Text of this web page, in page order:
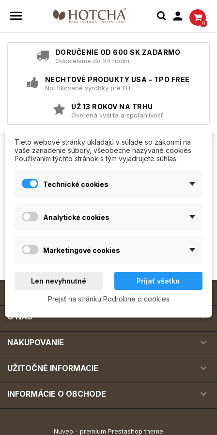

0
DORUČENIE OD 600 SK ZADARMO
Odosielame do 24 hodín
NECHTOVÉ PRODUKTY USA - TPO FREE
Notifikované výrobky pre EÚ
UŽ 13 ROKOV NA TRHU
Overená kvalita a spoľahlivosť
Domov Paráda Očné tiene
OČNÉ TIENE
Zostaňte naladení! Akonáhle do ponuky pridáme ďalšie
produkty, zobrazia sa na tomto mieste.

O NÁS 
NAKUPOVANIE 
UŽITOČNÉ INFORMACIE 
INFORMÁCIE O OBCHODE 
Nuveo - premium Prestashop theme
Tieto webové stránky ukladajú v súlade so zákonmi na
vaše zariadenie súbory, všeobecne nazývané cookies.
Používaním týchto stránok s tým vyjadrujete súhlas.
Technické cookies
Analytické cookies
Marketingové cookies
Len nevyhnutné Prijať všetko
Prejsť na stránku Podrobne o cookies